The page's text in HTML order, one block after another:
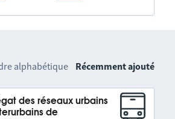
alphabétique Récemment ajouté
des réseaux urbains
de